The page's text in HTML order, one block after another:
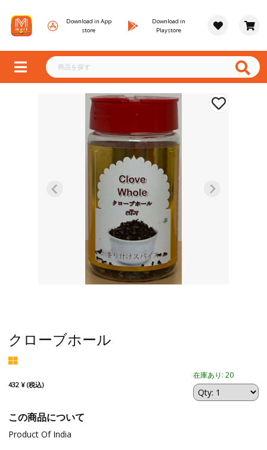
Download in App
store
Download in
Playstore
クローブホール
432 ¥ (税込)
在庫あり: 20
この商品について
Product Of India